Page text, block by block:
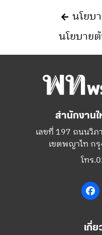
นโยบ
นโยบาย
สำนักงาน
เลขที่ 197 ถนนวิภ
เขตพญาไท ก
โทร
เกี่